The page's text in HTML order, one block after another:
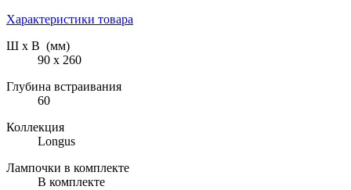
Характеристики товара
Ш х В (мм)
90 х 260
Глубина встраивания
60
Коллекция
Longus
Лампочки в комплекте
В комплекте